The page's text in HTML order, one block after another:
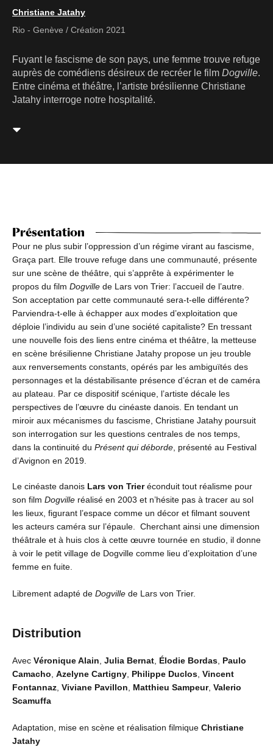
Christiane Jatahy
Rio - Genève / Création 2021
Fuyant le fascisme de son pays, une femme trouve refuge
auprès de comédiens désireux de recréer le film Dogville.
Entre cinéma et théâtre, l’artiste brésilienne Christiane
Jatahy interroge notre hospitalité.
Présentation
Pour ne plus subir l’oppression d’un régime virant au fascisme,
Graça part. Elle trouve refuge dans une communauté, présente
sur une scène de théâtre, qui s’apprête à expérimenter le
propos du film Dogville de Lars von Trier: l’accueil de l’autre.
Son acceptation par cette communauté sera-t-elle différente?
Parviendra-t-elle à échapper aux modes d’exploitation que
déploie l’individu au sein d’une société capitaliste? En tressant
une nouvelle fois des liens entre cinéma et théâtre, la metteuse
en scène brésilienne Christiane Jatahy propose un jeu trouble
aux renversements constants, opérés par les ambiguïtés des
personnages et la déstabilisante présence d’écran et de caméra
au plateau. Par ce dispositif scénique, l’artiste décale les
perspectives de l’œuvre du cinéaste danois. En tendant un
miroir aux mécanismes du fascisme, Christiane Jatahy poursuit
son interrogation sur les questions centrales de nos temps,
dans la continuité du Présent qui déborde , présenté au Festival
d’Avignon en 2019.
Le cinéaste danois Lars von Trieréconduit tout réalisme pour
son film Dogville réalisé en 2003 et n’hésite pas à tracer au sol
les lieux, figurant l’espace comme un décor et filmant souvent
les acteurs caméra sur l’épaule. Cherchant ainsi une dimension
théâtrale et à huis clos à cette œuvre tournée en studio, il donne
à voir le petit village de Dogville comme lieu d’exploitation d’une
femme en fuite.
Librement adapté de Dogville de Lars von Trier.
Distribution
Avec Véronique Alain Julia Bernat Élodie Bordas Paulo
Camacho Azelyne Cartigny Philippe Duclos Vincent
Fontannaz Viviane Pavillon Matthieu Sampeur, Valerio
Scamuffa
Adaptation, mise en scène et réalisation filmique Christiane
Jatahy